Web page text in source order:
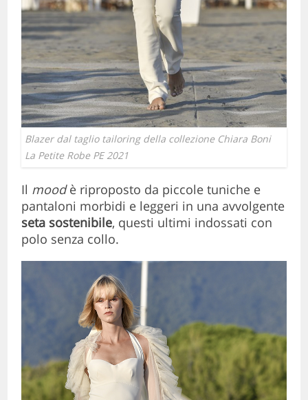
Blazer dal taglio tailoring della collezione Chiara Boni
La Petite Robe PE 2021
Il moodè riproposto da piccole tuniche e
pantaloni morbidi e leggeri in una avvolgente
seta sostenibile, questi ultimi indossati con
polo senza collo.